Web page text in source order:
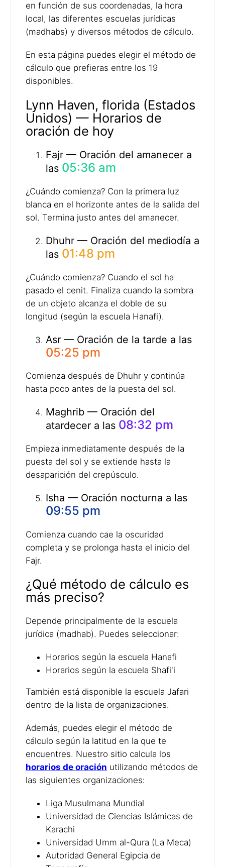
en función de sus coordenadas, la hora
local, las diferentes escuelas jurídicas
(madhabs) y diversos métodos de cálculo.
En esta página puedes elegir el método de
cálculo que prefieras entre los 19
disponibles.
Lynn Haven, florida (Estados
Unidos) — Horarios de
oración de hoy
Fajr — Oración del amanecer a
las 05:36 am
¿Cuándo comienza? Con la primera luz
blanca en el horizonte antes de la salida del
sol. Termina justo antes del amanecer.
Dhuhr — Oración del mediodía a
las 01:48 pm
¿Cuándo comienza? Cuando el sol ha
pasado el cenit. Finaliza cuando la sombra
de un objeto alcanza el doble de su
longitud (según la escuela Hanafi).
Asr — Oración de la tarde a las
05:25 pm
Comienza después de Dhuhr y continúa
hasta poco antes de la puesta del sol.
Maghrib — Oración del
atardecer a las 08:32 pm
Empieza inmediatamente después de la
puesta del sol y se extiende hasta la
desaparición del crepúsculo.
Isha — Oración nocturna a las
09:55 pm
Comienza cuando cae la oscuridad
completa y se prolonga hasta el inicio del
Fajr.
¿Qué método de cálculo es
más preciso?
Depende principalmente de la escuela
jurídica (madhab). Puedes seleccionar:
Horarios según la escuela Hanafi
Horarios según la escuela Shafi'i
También está disponible la escuela Jafari
dentro de la lista de organizaciones.
Además, puedes elegir el método de
cálculo según la latitud en la que te
encuentres. Nuestro sitio calcula los
horarios de oración utilizando métodos de
las siguientes organizaciones:
Liga Musulmana Mundial
Universidad de Ciencias Islámicas de
Karachi
Universidad Umm al-Qura (La Meca)
Autoridad General Egipcia de